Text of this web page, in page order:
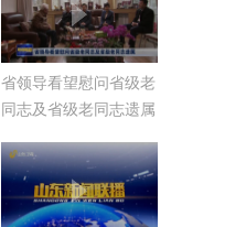
省领导看望慰问省级老
同志及省级老同志遗属